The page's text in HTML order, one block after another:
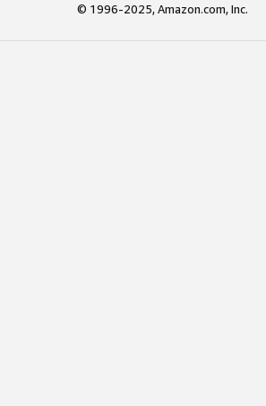
© 1996-2025, Amazon.com, Inc.